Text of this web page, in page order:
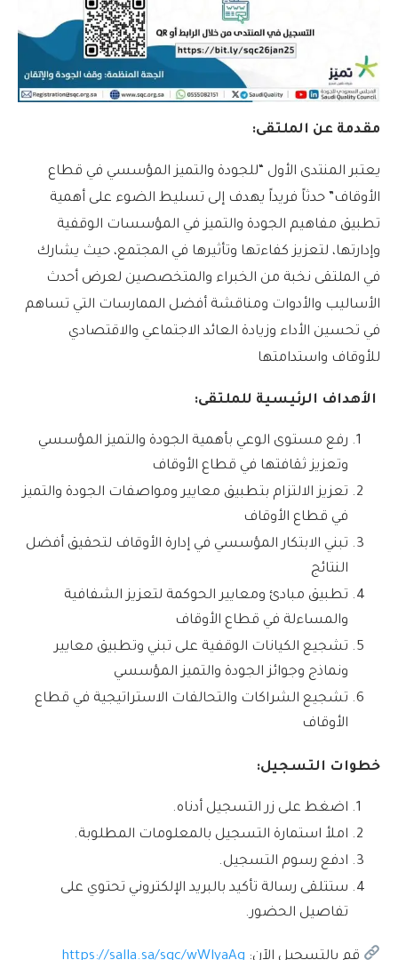
مقدمة عن الملتقى:
يعتبر المنتدى الأول “للجودة والتميز المؤسسي في قطاع
الأوقاف” حدثاً فريداً يهدف إلى تسليط الضوء على أهمية
تطبيق مفاهيم الجودة والتميز في المؤسسات الوقفية
وإدارتها، لتعزيز كفاءتها وتأثيرها في المجتمع، حيث يشارك
في الملتقى نخبة من الخبراء والمتخصصين لعرض أحدث
الأساليب والأدوات ومناقشة أفضل الممارسات التي تساهم
في تحسين الأداء وزيادة العائد الاجتماعي والاقتصادي
للأوقاف واستدامتها
الأهداف الرئيسية للملتقى:
رفع مستوى الوعي بأهمية الجودة والتميز المؤسسي
وتعزيز ثقافتها في قطاع الأوقاف
تعزيز الالتزام بتطبيق معايير ومواصفات الجودة والتميز
في قطاع الأوقاف
تبني الابتكار المؤسسي في إدارة الأوقاف لتحقيق أفضل
النتائج
تطبيق مبادئ ومعايير الحوكمة لتعزيز الشفافية
والمساءلة في قطاع الأوقاف
تشجيع الكيانات الوقفية على تبني وتطبيق معايير
ونماذج وجوائز الجودة والتميز المؤسسي
تشجيع الشراكات والتحالفات الاستراتيجية في قطاع
الأوقاف
خطوات التسجيل:
اضغط على زر التسجيل أدناه.
املأ استمارة التسجيل بالمعلومات المطلوبة.
ادفع رسوم التسجيل.
ستتلقى رسالة تأكيد بالبريد الإلكتروني تحتوي على
تفاصيل الحضور.
قم بالتسجيل الآن: https://salla.sa/sqc/wWlyaAg